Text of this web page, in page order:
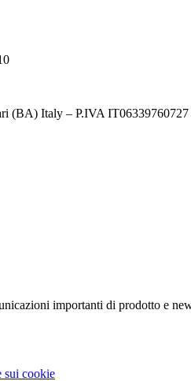
(BA) Italy – P.IVA IT06339760727
importanti di prodotto e
sui cookie